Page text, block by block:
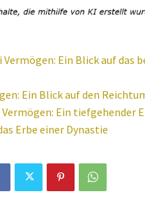
Ein Blick auf das
Ein Blick auf den
Ein tiefgehender
Erbe einer Dynastie